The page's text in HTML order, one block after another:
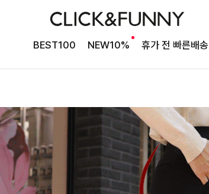
BEST100 NEW10% 휴가 전 빠른배송